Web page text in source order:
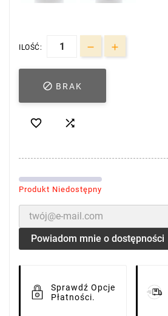
ILOŚĆ:
 BRAK
 
Produkt Niedostępny
Powiadom mnie o dostępności
Sprawdź Opcje
Płatności.